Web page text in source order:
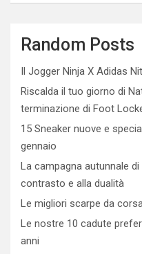
Random Posts
Il Jogger Ninja X Adidas
Riscalda il tuo giorno di
terminazione di Foot
15 Sneaker nuove e
gennaio
La campagna autunnale
contrasto e alla dualità
Le migliori scarpe da
Le nostre 10 cadute
anni